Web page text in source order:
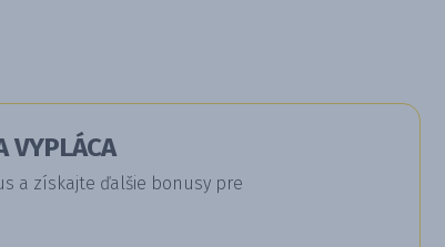
VYPLÁCA
a získajte ďalšie bonusy pre